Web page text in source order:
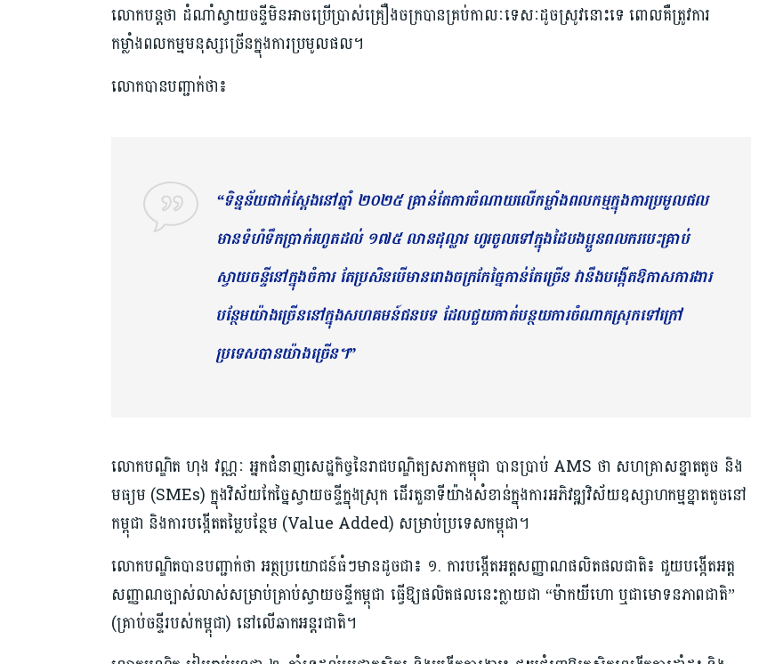
លោកបន្តថា ដំណាំស្វាយចន្ទីមិនអាចប្រើប្រាស់គ្រឿងចក្របានគ្រប់កាលៈទេសៈដូចស្រូវនោះទេ ពោលគឺត្រូវការ
កម្លាំងពលកម្មមនុស្សច្រើនក្នុងការប្រមូលផល។
លោកបានបញ្ជាក់ថា៖
“ទិន្នន័យជាក់ស្តែងនៅឆ្នាំ ២០២៥ គ្រាន់តែការចំណាយលើកម្លាំងពលកម្មក្នុងការប្រមូលផល
មានទំហំទឹកប្រាក់រហូតដល់ ១៧៥ លានដុល្លារ ហូរចូលទៅក្នុងដៃបងប្អូនពលករបេះគ្រាប់
ស្វាយចន្ទីនៅក្នុងចំការ តែប្រសិនបើមានរោងចក្រកែច្នៃកាន់តែច្រើន វានឹងបង្កើតឱកាសការងារ
បន្ថែមយ៉ាងច្រើននៅក្នុងសហគមន៍ជនបទ ដែលជួយកាត់បន្ថយការចំណាកស្រុកទៅក្រៅ
ប្រទេសបានយ៉ាងច្រើន។”
លោកបណ្ឌិត ហុង វណ្ណៈ អ្នកជំនាញសេដ្ឋកិច្ចនៃរាជបណ្ឌិត្យសភាកម្ពុជា បានប្រាប់ AMS ថា សហគ្រាសខ្នាតតូច និង
មធ្យម (SMEs) ក្នុងវិស័យកែច្នៃស្វាយចន្ទីក្នុងស្រុក ដើរតួនាទីយ៉ាងសំខាន់ក្នុងការអភិវឌ្ឍវិស័យឧស្សាហកម្មខ្នាតតូចនៅ
កម្ពុជា និងការបង្កើតតម្លៃបន្ថែម (Value Added) សម្រាប់ប្រទេសកម្ពុជា។
លោកបណ្ឌិតបានបញ្ជាក់ថា អត្ថប្រយោជន៍ធំៗមានដូចជា៖ ១. ការបង្កើតអត្តសញ្ញាណផលិតផលជាតិ៖ ជួយបង្កើតអត្ត
សញ្ញាណច្បាស់លាស់សម្រាប់គ្រាប់ស្វាយចន្ទីកម្ពុជា ធ្វើឱ្យផលិតផលនេះក្លាយជា “ម៉ាកយីហោ ឬជាមោទនភាពជាតិ”
(គ្រាប់ចន្ទីរបស់កម្ពុជា) នៅលើឆាកអន្តរជាតិ។